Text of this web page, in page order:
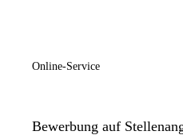
Online-Service
Bewerbung auf